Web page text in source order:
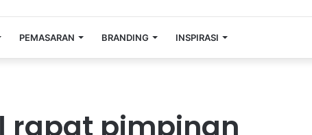
PEMASARAN BRANDING INSPIRASI
rapat pimpinan